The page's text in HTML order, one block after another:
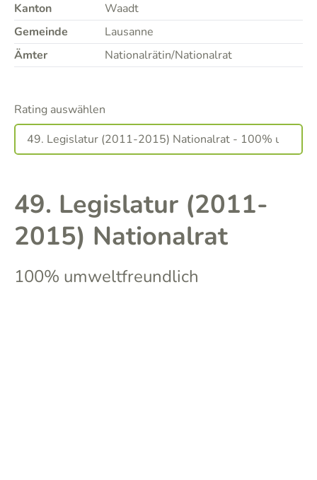
Kanton
Waadt
Gemeinde
Lausanne
Ämter
Nationalrätin/Nationalrat
Rating auswählen
49. Legislatur (2011-
2015) Nationalrat
100% umweltfreundlich